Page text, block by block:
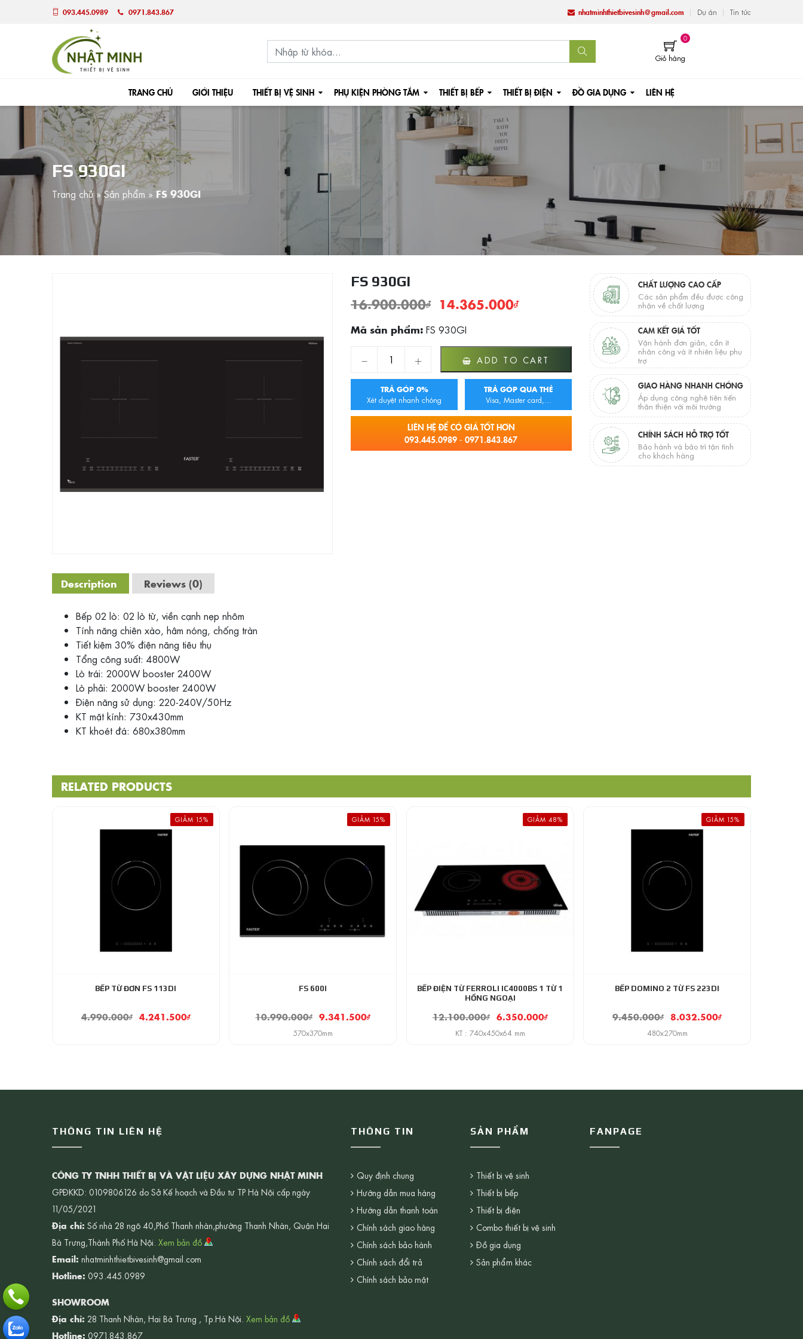
093.445.0989 0971.843.867 nhatminhthietbivesinh@gmail.com Dự án Tin tức
0
Giỏ hàng
TRANG CHỦ GIỚI THIỆU THIẾT BỊ VỆ SINH PHỤ KIỆN PHÒNG TẮM THIẾT BỊ BẾP THIẾT BỊ ĐIỆN ĐỒ GIA DỤNG LIÊN HỆ
FS 930GI
Trang chủ»Sản phẩm »FS 930GI
FS 930GI
16.900.000₫ 14.365.000₫
Mã sản phẩm: FS 930GI
FS 930GI quantity
ADD TO CART
TRẢ GÓP 0%
Xét duyệt nhanh chóng
TRẢ GÓP QUA THẺ
Visa, Master card,...
LIÊN HỆ ĐỂ CÓ GIÁ TỐT HƠN
093.445.0989 - 0971.843.867
CHẤT LƯỢNG CAO CẤP
Các sản phẩm đều được công
nhận về chất lượng
CAM KẾT GIÁ TỐT
Vận hành đơn giản, cần ít
nhân công và ít nhiên liệu phụ
trợ
GIAO HÀNG NHANH CHÓNG
Áp dụng công nghệ tiên tiến
thân thiện với môi trường
CHÍNH SÁCH HỖ TRỢ TỐT
Bảo hành và bảo trì tận tình
cho khách hàng
Description Reviews (0)
Bếp 02 lò: 02 lò từ, viền cạnh nẹp nhôm
Tính năng chiên xào, hâm nóng, chống tràn
Tiết kiệm 30% điện năng tiêu thụ
Tổng công suất: 4800W
Lò trái: 2000W booster 2400W
Lò phải: 2000W booster 2400W
Điện năng sử dụng: 220-240V/50Hz
KT mặt kính: 730x430mm
KT khoét đá: 680x380mm
RELATED PRODUCTS
GIẢM 15%
BẾP TỪ ĐƠN FS 113DI
4.990.000₫ 4.241.500₫
GIẢM 15%
FS 600I
10.990.000₫ 9.341.500₫
570x370mm
GIẢM 48%
BẾP ĐIỆN TỪ FERROLI IC4000BS 1 TỪ 1
HỒNG NGOẠI
12.100.000₫ 6.350.000₫
KT : 740x450x64 mm
GIẢM 15%
BẾP DOMINO 2 TỪ FS 223DI
9.450.000₫ 8.032.500₫
480x270mm
THÔNG TIN LIÊN HỆ
CÔNG TY TNHH THIẾT BỊ VÀ VẬT LIỆU XÂY DỰNG NHẬT MINH
GPĐKKD: 0109806126 do Sở Kế hoạch và Đầu tư TP Hà Nội cấp ngày
11/05/2021
Địa chỉ: Số nhà 28 ngõ 40,Phố Thanh nhàn,phường Thanh Nhàn, Quận Hai
Bà Trưng,Thành Phố Hà Nội. Xem bản đồ
Email: nhatminhthietbivesinh@gmail.com
Hotline: 093.445.0989
SHOWROOM
Địa chỉ: 28 Thanh Nhàn, Hai Bà Trưng , Tp.Hà Nội. Xem bản đồ
Hotline: 0971.843.867
THÔNG TIN
Quy định chung
Hướng dẫn mua hàng
Hướng dẫn thanh toán
Chính sách giao hàng
Chính sách bảo hành
Chính sách đổi trả
Chính sách bảo mật
SẢN PHẨM
Thiết bị vệ sinh
Thiết bị bếp
Thiết bị điện
Combo thiết bị vệ sinh
Đồ gia dụng
Sản phẩm khác
FANPAGE